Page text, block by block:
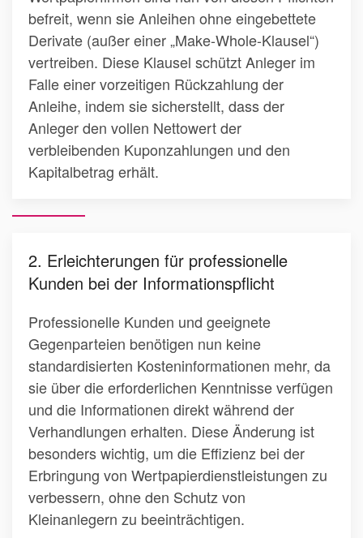
befreit, wenn sie Anleihen ohne eingebettete
Derivate (außer einer „Make-Whole-Klausel“)
vertreiben. Diese Klausel schützt Anleger im
Falle einer vorzeitigen Rückzahlung der
Anleihe, indem sie sicherstellt, dass der
Anleger den vollen Nettowert der
verbleibenden Kuponzahlungen und den
Kapitalbetrag erhält.
2. Erleichterungen für professionelle
Kunden bei der Informationspflicht
Professionelle Kunden und geeignete
Gegenparteien benötigen nun keine
standardisierten Kosteninformationen mehr, da
sie über die erforderlichen Kenntnisse verfügen
und die Informationen direkt während der
Verhandlungen erhalten. Diese Änderung ist
besonders wichtig, um die Effizienz bei der
Erbringung von Wertpapierdienstleistungen zu
verbessern, ohne den Schutz von
Kleinanlegern zu beeinträchtigen.